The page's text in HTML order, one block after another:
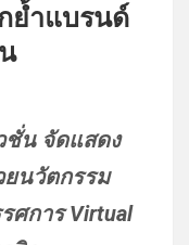
ย้ำแบรนด์
ชั่น จัดแสดง
นวัตกรรม
ศการVirtual